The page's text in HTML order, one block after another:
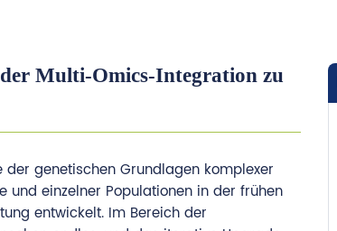
Multi-Omics-Integration zu
genetischen Grundlagen komplexer
einzelner Populationen in der frühen
entwickelt. Im Bereich der